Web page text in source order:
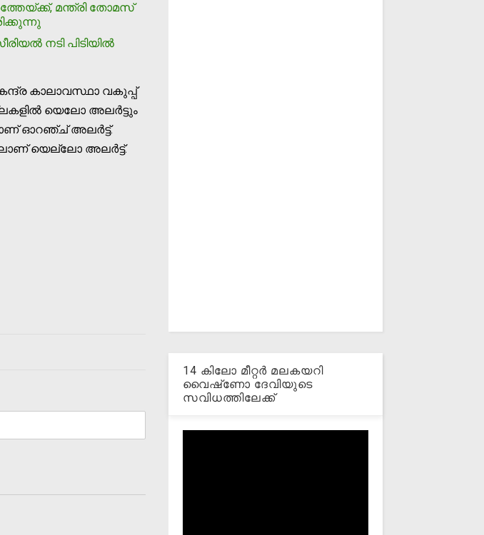
മന്ത്രി തോമസ്
നടി പിടിയില്‍
കാലാവസ്ഥാ വകുപ്പ്
യെലോ അലര്‍ട്ടും
ഓറഞ്ച് അലര്‍ട്ട്.
യെല്ലോ അലര്‍ട്ട്.
14 കിലോ മീറ്റര്‍ മലകയറി
വൈഷ്‌ണോ ദേവിയുടെ
സവിധത്തിലേക്ക്